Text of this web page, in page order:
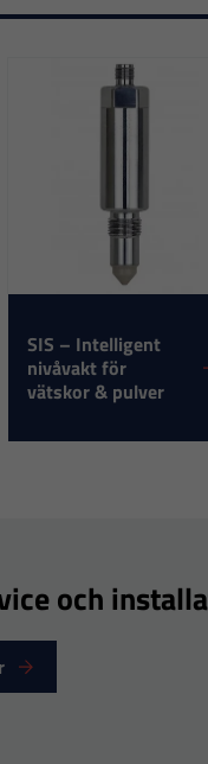
SIS – Intelligent
nivåvakt för
vätskor & pulver
och